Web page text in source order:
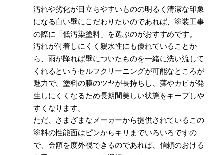
汚れや劣化が目立ちやすいものの明るく清潔な印象
になる白い壁にこだわりたいのであれば、塗装工事
の際に「低汚染塗料」を選ぶのがおすすめです。
汚れが付着しにくく親水性にも優れていることか
ら、雨が降れば壁についたものを一緒に洗い流して
くれるというセルフクリーニングが可能なところが
魅力で、塗料の膜のツヤが長持ちし、藻やカビが発
生しにくくなるため長期間美しい状態をキープしや
すくなります。
ただ、さまざまなメーカーから提供されているこの
塗料の性能面はピンからキリまでいろいろですの
で、金額を度外視できるのであれば、信頼のおける